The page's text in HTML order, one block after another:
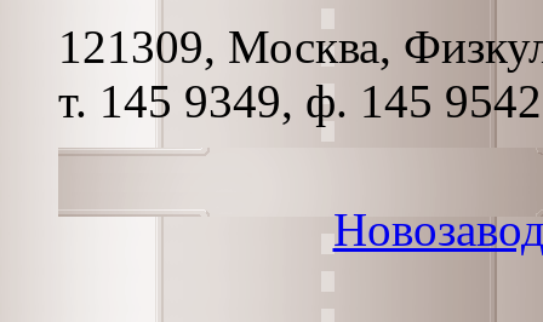
121309, Москва,
т. 145 9349, ф. 145 9542